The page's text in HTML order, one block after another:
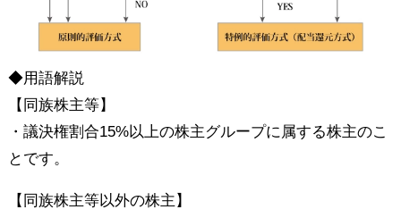
◆用語解説
【同族株主等】
・議決権割合15%以上の株主グループに属する株主のこ
とです。
【同族株主等以外の株主】